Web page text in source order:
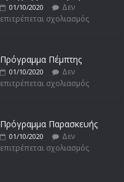
01/10/2020
Δεν
επιτρέπεται σχολιασμός
Πρόγραμμα Πέμπτης
01/10/2020
Δεν
επιτρέπεται σχολιασμός
Πρόγραμμα Παρασκευής
01/10/2020
Δεν
επιτρέπεται σχολιασμός